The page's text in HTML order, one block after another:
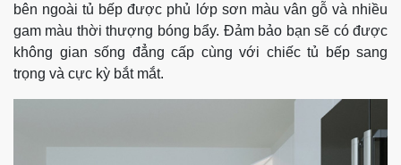
bên ngoài tủ bếp được phủ lớp sơn màu vân gỗ và nhiều
gam màu thời thượng bóng bẩy. Đảm bảo bạn sẽ có được
không gian sống đẳng cấp cùng với chiếc tủ bếp sang
trọng và cực kỳ bắt mắt.